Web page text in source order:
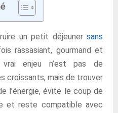
un petit déjeuner sans
rassasiant, gourmand et
enjeu n’est pas de
croissants, mais de trouver
l’énergie, évite le coup de
et reste compatible avec